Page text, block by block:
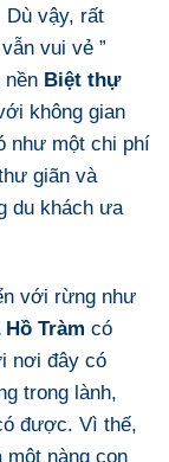
Dù vậy, rất
vui vẻ ”
Biệt thự
không gian
như một chi phí
giãn và
du khách ưa
với rừng như
Tràm có
nơi đây có
trong lành,
được. Vì thế,
một nàng con